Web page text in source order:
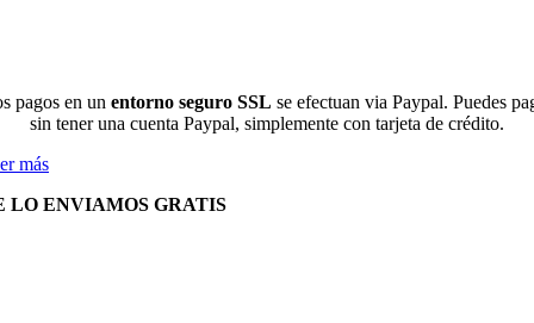
pagos en un entorno seguro SSL se efectuan via Paypal. Puedes
sin tener una cuenta Paypal, simplemente con tarjeta de crédito.
más
LO ENVIAMOS GRATIS